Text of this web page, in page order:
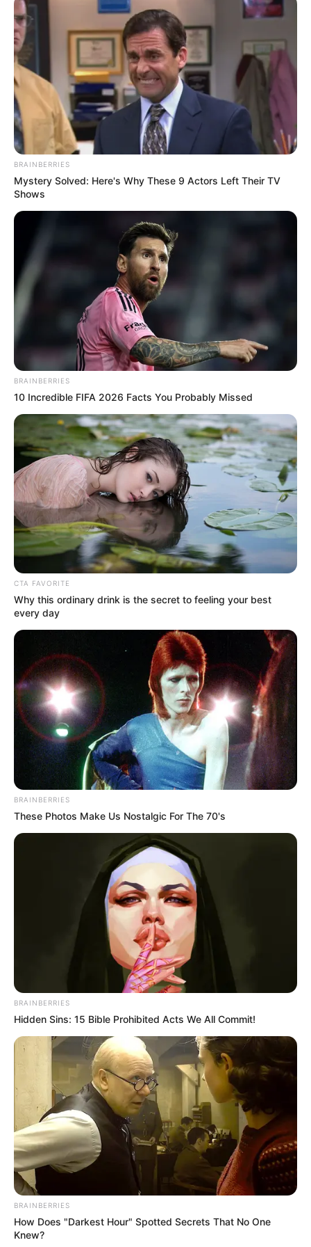
zobaczyć go w pełnej rozdzielczości)
BRAINBERRIES
Mystery Solved: Here's Why These 9 Actors Left Their TV
Shows
BRAINBERRIES
10 Incredible FIFA 2026 Facts You Probably Missed
CTA FAVORITE
Why this ordinary drink is the secret to feeling your best
every day
BRAINBERRIES
These Photos Make Us Nostalgic For The 70's
BRAINBERRIES
Hidden Sins: 15 Bible Prohibited Acts We All Commit!
BRAINBERRIES
How Does "Darkest Hour" Spotted Secrets That No One
Knew?